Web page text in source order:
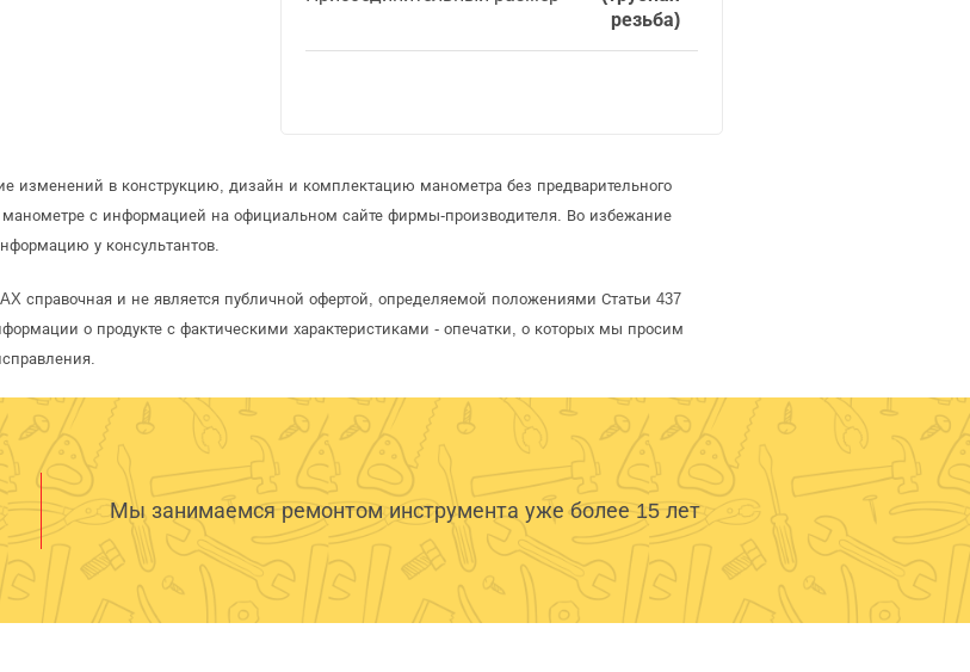
резьба)
изменений в конструкцию, дизайн и комплектацию манометра без предварительного
с информацией на официальном сайте фирмы-производителя. Во избежание
у консультантов.
справочная и не является публичной офертой, определяемой положениями Статьи 437
о продукте с фактическими характеристиками - опечатки, о которых мы просим
Мы занимаемся ремонтом инструмента уже более 15 лет